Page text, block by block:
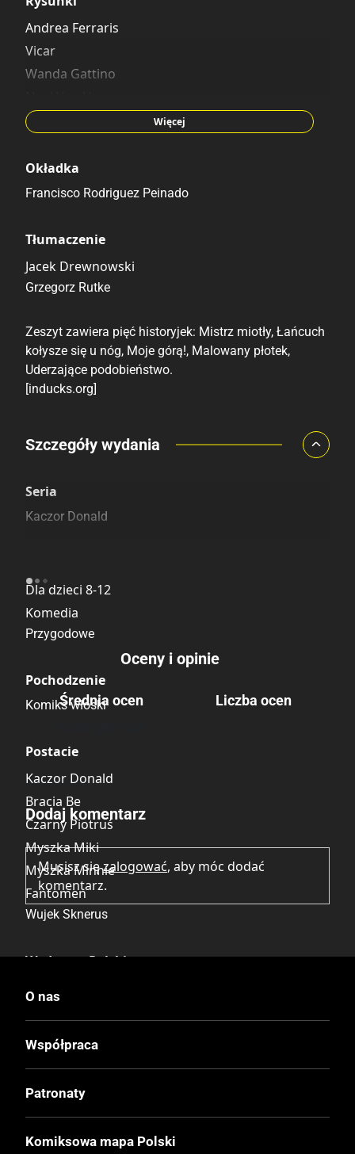
Andrea Ferraris
Vicar
Wanda Gattino
Paul Murry
Więcej
Okładka
Francisco Rodriguez Peinado
Tłumaczenie
Jacek Drewnowski
Grzegorz Rutke
Zeszyt zawiera pięć historyjek: Mistrz miotły, Łańcuch
kołysze się u nóg, Moje górą!, Malowany płotek,
Uderzające podobieństwo.
[inducks.org]
Porównaj ceny
Szczegóły wydania
Seria
Kaczor Donald
Dla dzieci 8-12
Komedia
Przygodowe
Pochodzenie
Komiks włoski
Postacie
Kaczor Donald
Bracia Be
Czarny Piotruś
Myszka Miki
Myszka Minnie
Fantomen
Wujek Sknerus
Wydawca Polski
Ehapa Verlag
Data Wydania
1.12.2010
Oceny i opinie
Średnia ocen Liczba ocen
Brak opinii.
Dodaj komentarz
Musisz sięzalogować, aby móc dodać
komentarz.
O nas
Współpraca
Patronaty
Komiksowa mapa Polski